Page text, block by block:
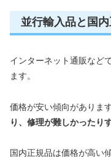
並行輸入品と国
インターネット通販など
ます。
価格が安い傾向があります
り、修理が難しかったり
国内正規品は価格が高い